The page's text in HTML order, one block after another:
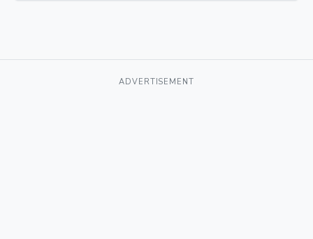
ADVERTISEMENT